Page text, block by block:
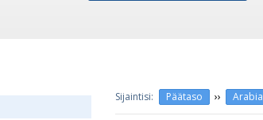
Päätaso ›› Arabia